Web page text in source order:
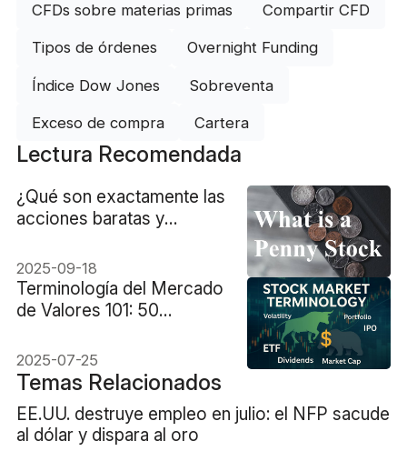
CFDs sobre materias primas Compartir CFD
Tipos de órdenes Overnight Funding
Índice Dow Jones Sobreventa
Exceso de compra Cartera
Lectura Recomendada
¿Qué son exactamente las
acciones baratas y
2025-09-18
Terminología del Mercado
de Valores 101: 50
2025-07-25
Temas Relacionados
EE.UU. destruye empleo en julio: el NFP sacude
al dólar y dispara al oro